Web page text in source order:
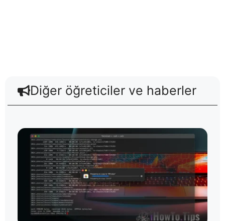
Diğer öğreticiler ve haberler